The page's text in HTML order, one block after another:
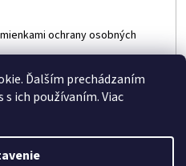
Ďalším prechádzaním
ich používaním. Viac
ochrany osobných
Shoptet